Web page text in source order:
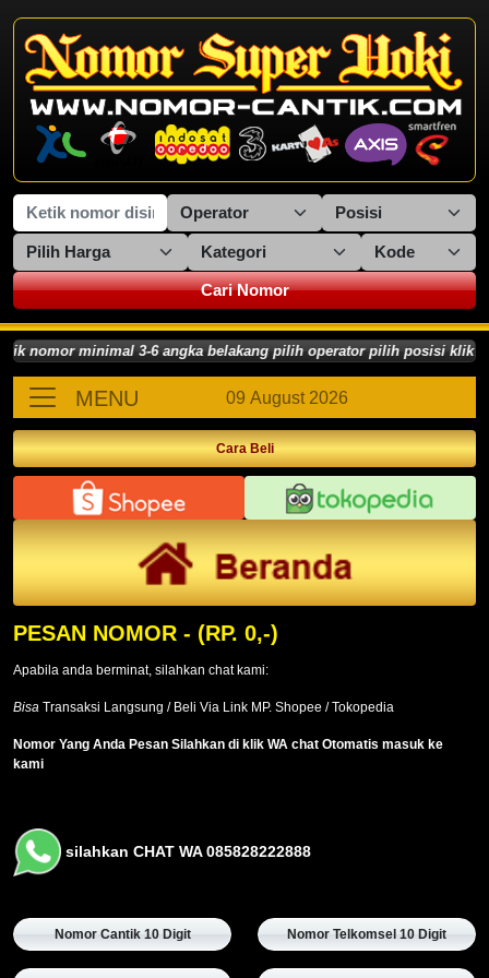
Cari Nomor
nomor minimal 3-6 angka belakang pilih operator pilih posisi klik
MENU 09 August 2026
Cara Beli
PESAN NOMOR - (RP. 0,-)
Apabila anda berminat, silahkan chat kami:
Bisa Transaksi Langsung / Beli Via Link MP. Shopee / Tokopedia
Nomor Yang Anda Pesan Silahkan di klik WA chat Otomatis masuk ke
kami
silahkan CHAT WA 085828222888
Nomor Cantik 10 Digit Nomor Telkomsel 10 Digit